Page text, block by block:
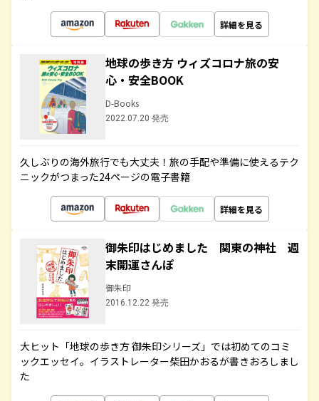
詳細を見る
地球の歩き方 ウィズコロナ旅の安
心・安全BOOK
D-Books
2022.07.20 発売
久しぶりの海外旅行でも大丈夫！旅の手配や準備に使えるテク
ニックがつまった24ページの電子書籍
詳細を見る
御朱印はじめました 関東の神社 週
末開運さんぽ
御朱印
2016.12.22 発売
大ヒット「地球の歩き方 御朱印シリーズ」では初めてのコミ
ックエッセイ。イラストレーター柴田かおるが書きおろしまし
た